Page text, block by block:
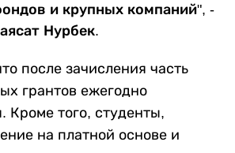
и крупных компаний", -
Нурбек.
после зачисления часть
грантов ежегодно
Кроме того, студенты,
на платной основе и